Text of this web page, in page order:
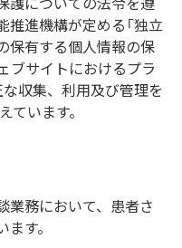
進機構が定める「独立
保有する個人情報の保
ブサイトにおけるプラ
収集、利用及び管理を
います。
業務において、患者さ
す。